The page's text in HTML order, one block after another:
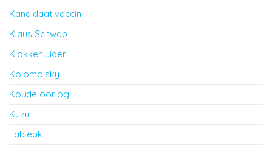
Kandidaat vaccin
Klaus Schwab
Klokkenluider
Kolomoisky
Koude oorlog
Kuzu
Lableak